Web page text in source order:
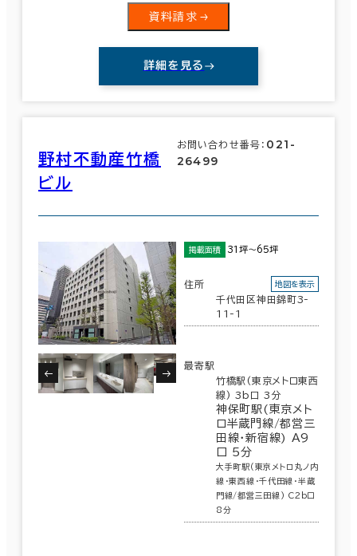
資料請求
詳細を見る
野村不動産竹橋
ビル
お問い合わせ番号： 021-
26499
掲載面積 31坪～65坪
住所
千代田区神田錦町3-
11-1
地図を表示
最寄駅
竹橋駅(東京メトロ東西
線) 3b口 3分
神保町駅(東京メト
ロ半蔵門線/都営三
田線･新宿線) A9
口 5分
大手町駅(東京メトロ丸ノ内
線･東西線･千代田線･半蔵
門線/都営三田線) C2b口
8分